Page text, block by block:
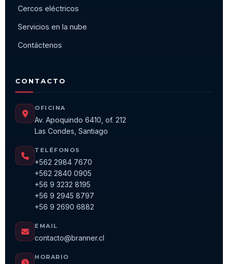
Cercos eléctricos
Servicios en la nube
Contáctenos
CONTACTO
OFICINA
Av. Apoquindo 6410, of. 212
Las Condes, Santiago
TELÉFONOS
+562 2984 7670
+562 2840 0905
+56 9 3232 8195
+56 9 2945 8797
+56 9 2690 6882
EMAIL
contacto@branner.cl
HORARIO